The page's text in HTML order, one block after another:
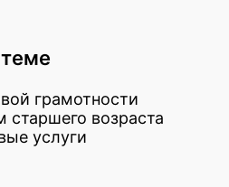
грамотности
возраста
услуги